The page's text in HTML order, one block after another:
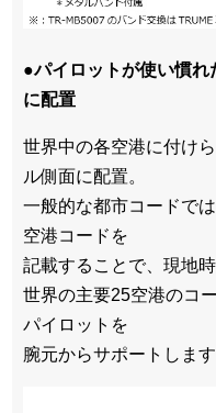
●パイロットが使い慣
に配置
世界中の各空港に付け
ル側面に配置。
一般的な都市コードで
空港コードを
記載することで、現地
世界の主要25空港のコ
パイロットを
腕元からサポートします